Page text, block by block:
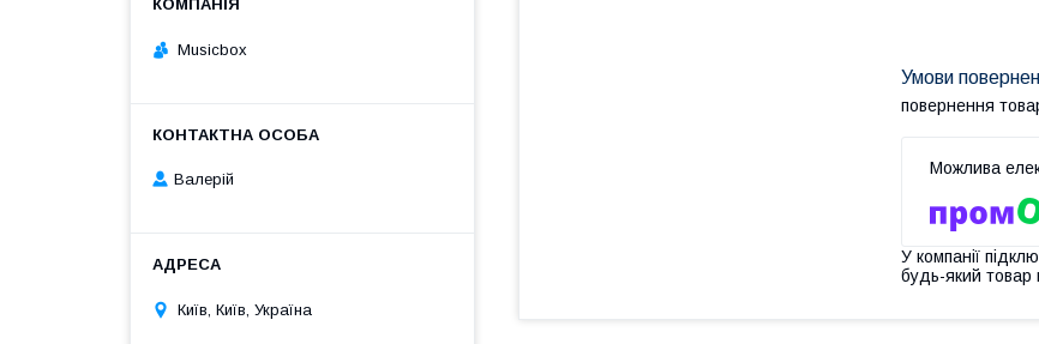
повернення
У компанії
будь-який товар
Musicbox
Валерій
Київ, Київ, Україна